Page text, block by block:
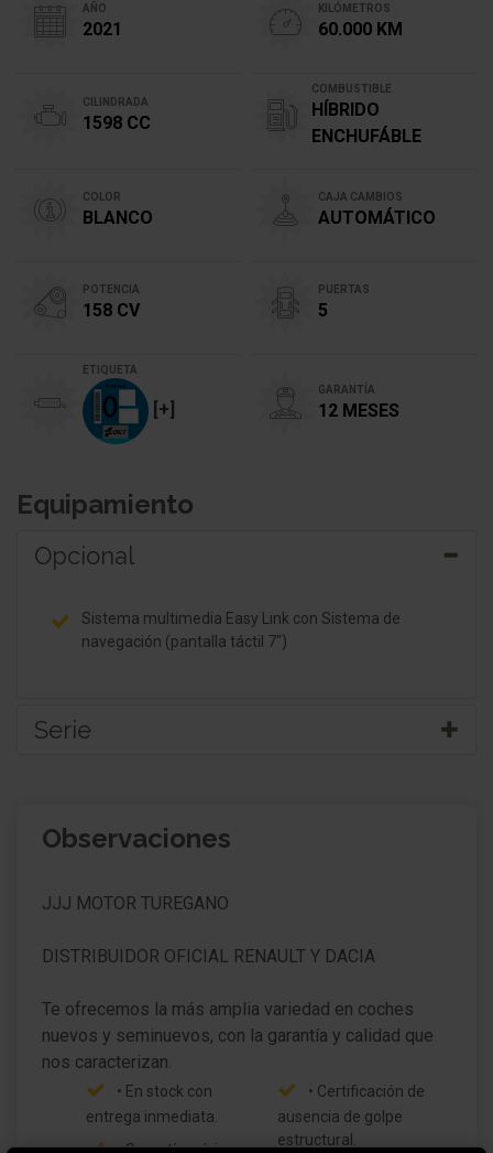
AÑO
2021
KILÓMETROS
60.000 KM
CILINDRADA
1598 CC
COMBUSTIBLE
HÍBRIDO
ENCHUFÁBLE
COLOR
BLANCO
CAJA CAMBIOS
AUTOMÁTICO
POTENCIA
158 CV
PUERTAS
5
ETIQUETA
[+]
GARANTÍA
12 MESES
Equipamiento
Opcional
Sistema multimedia Easy Link con Sistema de
navegación (pantalla táctil 7")
Serie
Techo y Retrovisor exterior color de contraste
contraste
Retrovisor exterior plegable eléctricamente
Barras portaequipajes en el techo Cromado
Faro Full-LED con Firma LED (Pure Vision)
Asistente a la conducción: Asistente luz carretera
Observaciones
JJJ MOTOR TUREGANO
DISTRIBUIDOR OFICIAL RENAULT Y DACIA
Te ofrecemos la más amplia variedad en coches
nuevos y seminuevos, con la garantía y calidad que
• En stock con
entrega inmediata.
• Certificación de
ausencia de golpe
estructural.